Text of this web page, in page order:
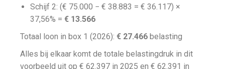
Schijf 2: (€ 75.000 − € 38.883 = € 36.117) ×
37,56% = € 13.566
Totaal loon in box 1 (2026): € 27.466 belasting
Alles bij elkaar komt de totale belastingdruk in dit
voorbeeld uit op € 62.397 in 2025 en € 62.391 in